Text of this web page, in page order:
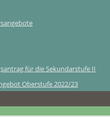
für die Sekundarstufe II
Oberstufe 2022/23